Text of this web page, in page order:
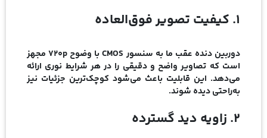
1. کیفیت تصویر فوق‌العاده
دوربین دنده عقب ما به سنسور CMOS با وضوح 720p مجهز
است که تصاویر واضح و دقیقی را در هر شرایط نوری ارائه
می‌دهد. این قابلیت باعث می‌شود کوچک‌ترین جزئیات نیز
به‌راحتی دیده شوند.
2. زاویه دید گسترده